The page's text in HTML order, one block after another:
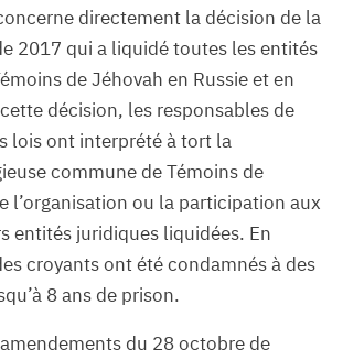
directement la décision de la
2017 qui a liquidé toutes les entités
de Jéhovah en Russie et en
décision, les responsables de
lois ont interprété à tort la
commune de Témoins de
l’organisation ou la participation aux
entités juridiques liquidées. En
croyants ont été condamnés à des
8 ans de prison.
du 28 octobre de